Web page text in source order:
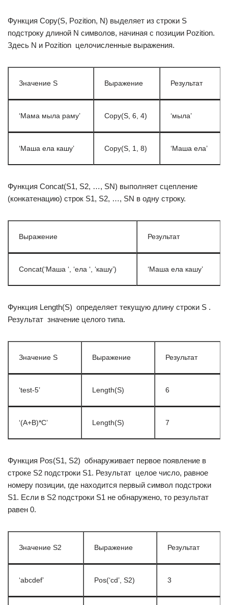
Функция Copy(S, Pozition, N) выделяет из строки S
подстроку длиной N символов, начиная с позиции Pozition.
Здесь N и Pozition  целочисленные выражения.
Значение S Выражение Результат
‘Мама мыла раму’ Copy(S, 6, 4) ‘мыла’
‘Маша ела кашу’ Copy(S, 1, 8) ‘Маша ела’
Функция Concat(S1, S2, …, SN) выполняет сцепление
(конкатенацию) строк S1, S2, …, SN в одну строку.
Выражение Результат
Concat(‘Маша ‘, ‘ела ‘, ‘кашу’) ‘Маша ела кашу’
Функция Length(S)  определяет текущую длину строки S .
Результат  значение целого типа.
Значение S Выражение Результат
‘test-5’ Length(S) 6
‘(A+B)*C’ Length(S) 7
Функция Pos(S1, S2)  обнаруживает первое появление в
строке S2 подстроки S1. Результат  целое число, равное
номеру позиции, где находится первый символ подстроки
S1. Если в S2 подстроки S1 не обнаружено, то результат
равен 0.
Значение S2 Выражение Результат
‘abcdef’ Pos(‘cd’, S2) 3